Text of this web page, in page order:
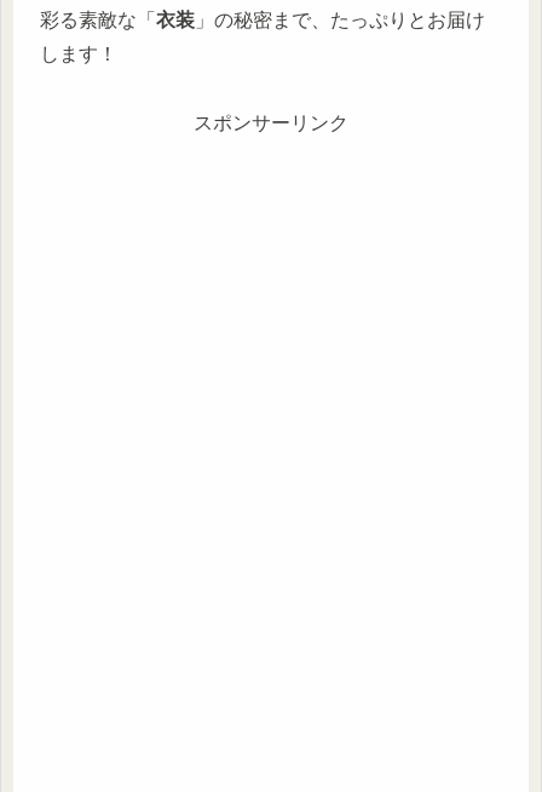
彩る素敵な「 衣装 」の秘密まで、たっぷりとお届け
します！
スポンサーリンク